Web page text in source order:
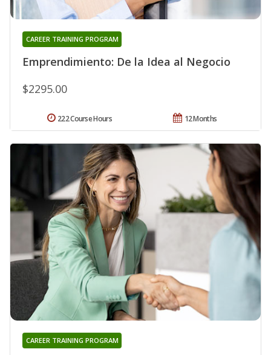
Emprendimiento: De la Idea al Negocio
CAREER TRAINING PROGRAM
$2295.00
12 Months
222 Course Hours
CAREER TRAINING PROGRAM